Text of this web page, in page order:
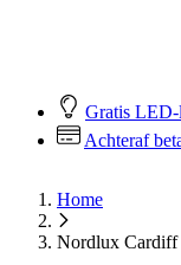
Gratis
Achteraf
Home
Nordlux Cardiff